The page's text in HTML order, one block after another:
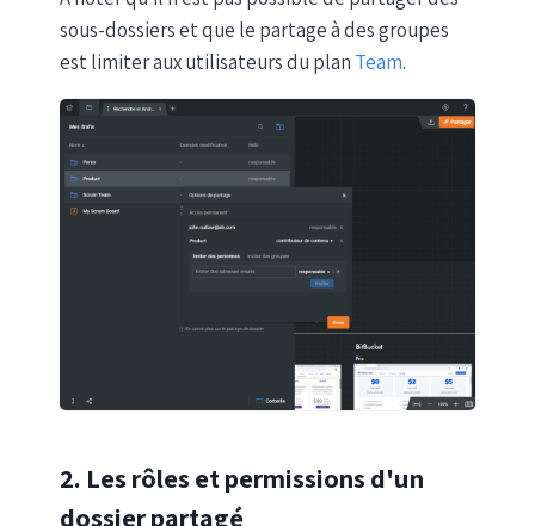
sous-dossiers et que le partage à des groupes
est limiter aux utilisateurs du plan Team.
2. Les rôles et permissions d'un
dossier partagé